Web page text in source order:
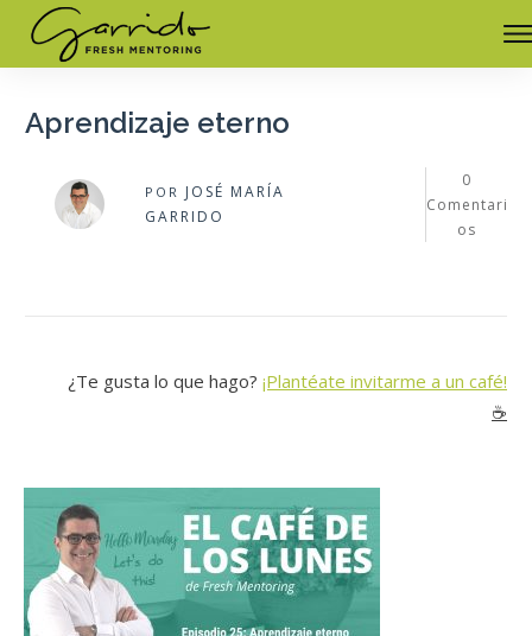
Aprendizaje eterno
POR JOSÉ MARÍA
GARRIDO
0
Comentari
os
¿Te gusta lo que hago? ¡Plantéate invitarme a un café!
☕️